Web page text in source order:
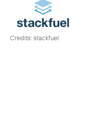
Credits: stackfuel